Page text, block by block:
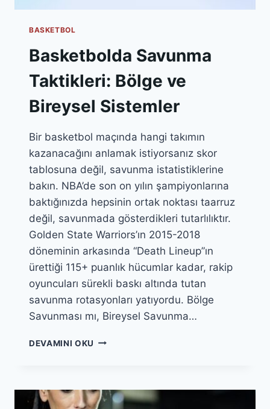
BASKETBOL
Basketbolda Savunma
Taktikleri: Bölge ve
Bireysel Sistemler
Bir basketbol maçında hangi takımın
kazanacağını anlamak istiyorsanız skor
tablosuna değil, savunma istatistiklerine
bakın. NBA’de son on yılın şampiyonlarına
baktığınızda hepsinin ortak noktası taarruz
değil, savunmada gösterdikleri tutarlılıktır.
Golden State Warriors’ın 2015-2018
döneminin arkasında “Death Lineup”ın
ürettiği 115+ puanlık hücumlar kadar, rakip
oyuncuları sürekli baskı altında tutan
savunma rotasyonları yatıyordu. Bölge
Savunması mı, Bireysel Savunma…
DEVAMINI OKU BASKETBOLDA
VE
BIREYSEL